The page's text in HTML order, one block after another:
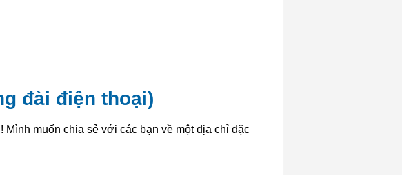
đài điện thoại)
muốn chia sẻ với các bạn về một địa chỉ đặc